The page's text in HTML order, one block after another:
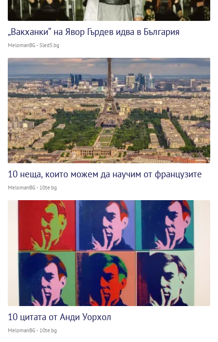
„Вакханки“ на Явор Гърдев идва в България
MelomanBG - Sled5.bg
10 неща, които можем да научим от французите
MelomanBG - 10te.bg
10 цитата от Анди Уорхол
MelomanBG - 10te.bg